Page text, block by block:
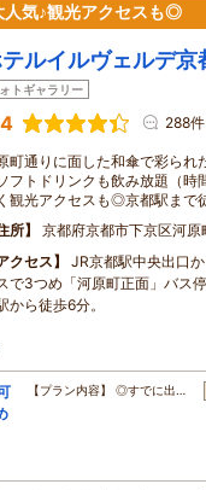
人気♪観光アクセスも◎
ルイルヴェルデ京
トギャラリー
288件
町通りに面した和傘で彩られ
フトドリンクも飲み放題（時
観光アクセスも◎京都駅まで
所
京都府京都市下京区河
クセス
JR京都駅中央出口
で3つめ「河原町正面」バス
から徒歩6分。
【プラン内容】 ◎すでに出…